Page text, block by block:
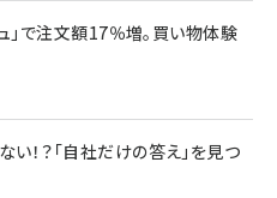
」で注文額17％増。買い物体験
！？「自社だけの答え」を見つ